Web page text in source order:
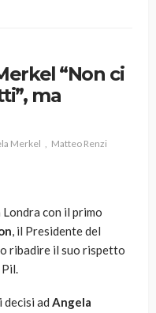
“Non ci
ma
Merkel Matteo Renzi
con il primo
, il Presidente del
ribadire il suo rispetto
ad Angela